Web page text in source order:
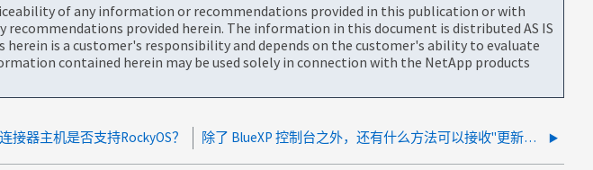
of any information or recommendations provided in this publication or with
provided herein. The information in this document is distributed AS IS
is a customer's responsibility and depends on the customer's ability to evaluate
contained herein may be used solely in connection with the NetApp products
接器主机是否支持RockyOS？ 除了 BlueXP 控制台之外，还有什么方法可以接收"更新您的 NSS 帐户"警报？